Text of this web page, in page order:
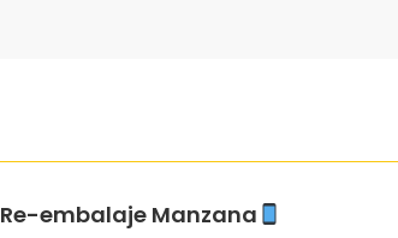
Re-embalaje Manzana